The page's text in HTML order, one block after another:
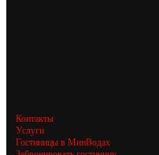
Контакты
Услуги
Гостиницы в МинВодах